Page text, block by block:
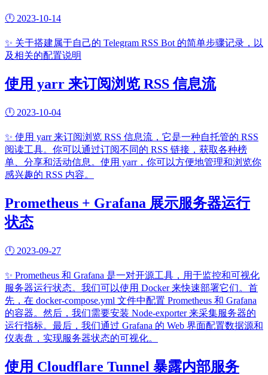
🕛 2023-10-14
✨ 关于搭建属于自己的 Telegram RSS Bot 的简单步骤记录，以
及相关的配置说明
使用 yarr 来订阅浏览 RSS 信息流
🕛 2023-10-04
✨ 使用 yarr 来订阅浏览 RSS 信息流，它是一种自托管的 RSS
阅读工具。你可以通过订阅不同的 RSS 链接，获取各种榜
单、分享和活动信息。使用 yarr，你可以方便地管理和浏览你
感兴趣的 RSS 内容。
Prometheus + Grafana 展示服务器运行
状态
🕛 2023-09-27
✨ Prometheus 和 Grafana 是一对开源工具，用于监控和可视化
服务器运行状态。我们可以使用 Docker 来快速部署它们。首
先，在 docker-compose.yml 文件中配置 Prometheus 和 Grafana
的容器。然后，我们需要安装 Node-exporter 来采集服务器的
运行指标。最后，我们通过 Grafana 的 Web 界面配置数据源和
仪表盘，实现服务器状态的可视化。
使用 Cloudflare Tunnel 暴露内部服务